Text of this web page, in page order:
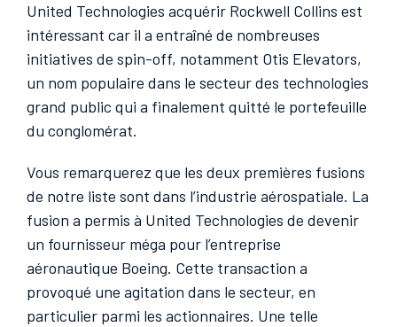
United Technologies acquérir Rockwell Collins est
intéressant car il a entraîné de nombreuses
initiatives de spin-off, notamment Otis Elevators,
un nom populaire dans le secteur des technologies
grand public qui a finalement quitté le portefeuille
du conglomérat.
Vous remarquerez que les deux premières fusions
de notre liste sont dans l’industrie aérospatiale. La
fusion a permis à United Technologies de devenir
un fournisseur méga pour l’entreprise
aéronautique Boeing. Cette transaction a
provoqué une agitation dans le secteur, en
particulier parmi les actionnaires. Une telle